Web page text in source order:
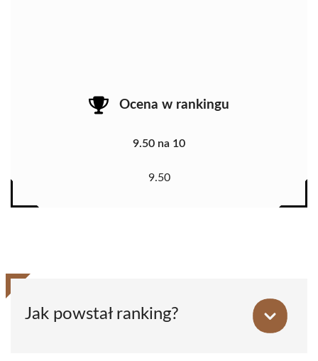
Ocena w rankingu
9.50 na 10
9.50
Jak powstał ranking?